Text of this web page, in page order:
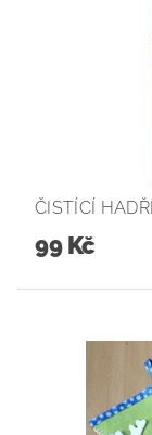
ČISTÍCÍ
99 Kč